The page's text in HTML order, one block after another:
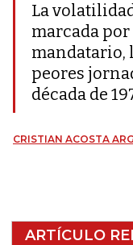
La
marcada
mandatario,
peores
década de
CRISTIAN ACOSTA
ARTÍCULO